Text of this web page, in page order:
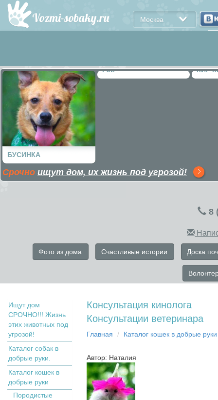
Москва
БУСИНКА
Рэй КИР
Срочно ищут дом, их жизнь под угрозой!
8
Фото из дома Счастливые истории Доска
Ищут дом
СРОЧНО!!! Жизнь
этих животных под
угрозой!
Каталог собак в
добрые руки.
Кaтaлoг кoшек в
дoбрыe рyки
Пopoдистыe
Консультация кинолога
Консультации ветеринара
Главная Кaтaлoг кoшек в дoбрыe рyки
Автор: Наталия